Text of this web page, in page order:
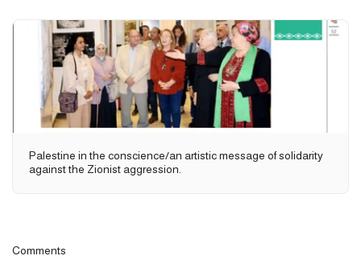
Palestine in the conscience/an artistic message of solidarity
against the Zionist aggression.
Comments